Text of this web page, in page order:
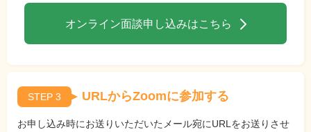
オンライン面談申し込みはこちら
STEP 3 URLからZoomに参加する
お申し込み時にお送りいただいたメール宛にURLをお送りさせ